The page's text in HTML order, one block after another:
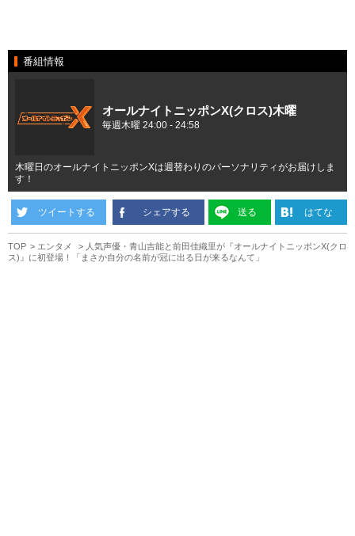
番組情報
オールナイトニッポンX(クロス)木曜
毎週木曜 24:00 - 24:58
木曜日のオールナイトニッポンXは週替わりのパーソナリティがお届けしま
す！
ツイートする シェアする 送る はてな
TOP エンタメ
人気声優・青山吉能と前田佳織里が『オールナイトニッポンX(クロ
ス)』に初登場！「まさか自分の名前が冠に出る日が来るなんて」